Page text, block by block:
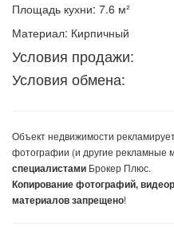
Площадь кухни: 7.6 м²
Материал: Кирпичный
Условия продажи:
Условия обмена:
Объект недвижимости
фотографии (и другие рекламные
специалистами Брокер Плюс.
Копирование фотографий,
материалов запрещено!